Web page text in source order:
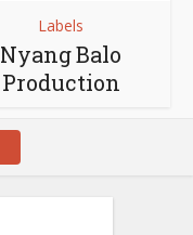
Labels
Nyang Balo
Production